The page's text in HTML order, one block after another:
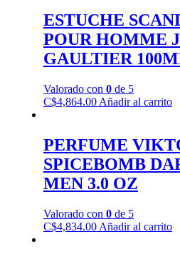
ESTUCHE
POUR HOMME
GAULTIER
Valorado con 0de 5
C$4,864.00 Añadir al carrito
PERFUME
SPICEBOMB
MEN 3.0 OZ
Valorado con 0de 5
C$4,834.00 Añadir al carrito